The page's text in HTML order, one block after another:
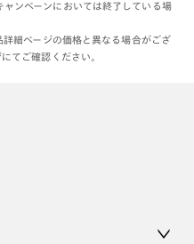
ンペーンにおいては終了している場
細ページの価格と異なる場合がござ
てご確認ください。